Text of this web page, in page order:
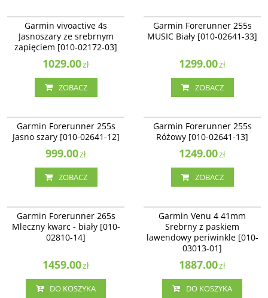
Garmin vivoactive 4s
Jasnoszary ze srebrnym
zapięciem [010-02172-03]
1029.00zł
ZOBACZ
Garmin Forerunner 255s
MUSIC Biały [010-02641-33]
1299.00zł
ZOBACZ
Garmin Forerunner 255s
Jasno szary [010-02641-12]
999.00zł
ZOBACZ
Garmin Forerunner 255s
Różowy [010-02641-13]
1249.00zł
ZOBACZ
NOWOŚĆ
Garmin Forerunner 265s
Mleczny kwarc - biały [010-
02810-14]
1459.00zł
DO KOSZYKA
NOWOŚĆ BESTSELLER
Garmin Venu 4 41mm
Srebrny z paskiem
lawendowy periwinkle [010-
03013-01]
1887.00zł
DO KOSZYKA